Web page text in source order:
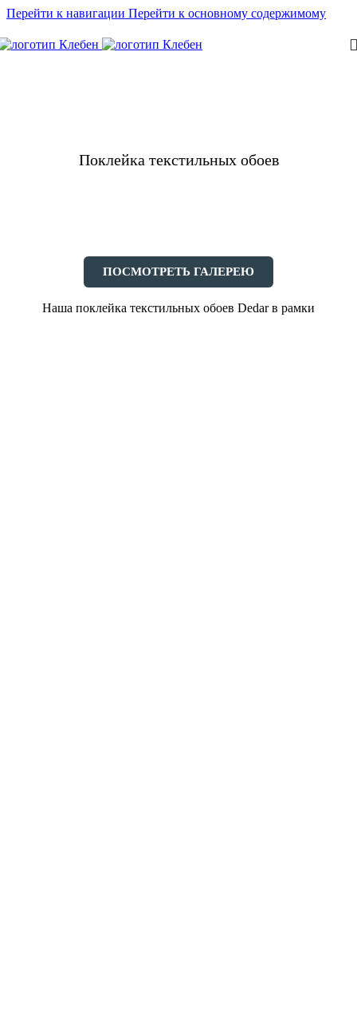
Перейти к навигации Перейти к основному содержимому
Поклейка текстильных обоев
ПОСМОТРЕТЬ ГАЛЕРЕЮ
Наша поклейка текстильных обоев Dedar в рамки